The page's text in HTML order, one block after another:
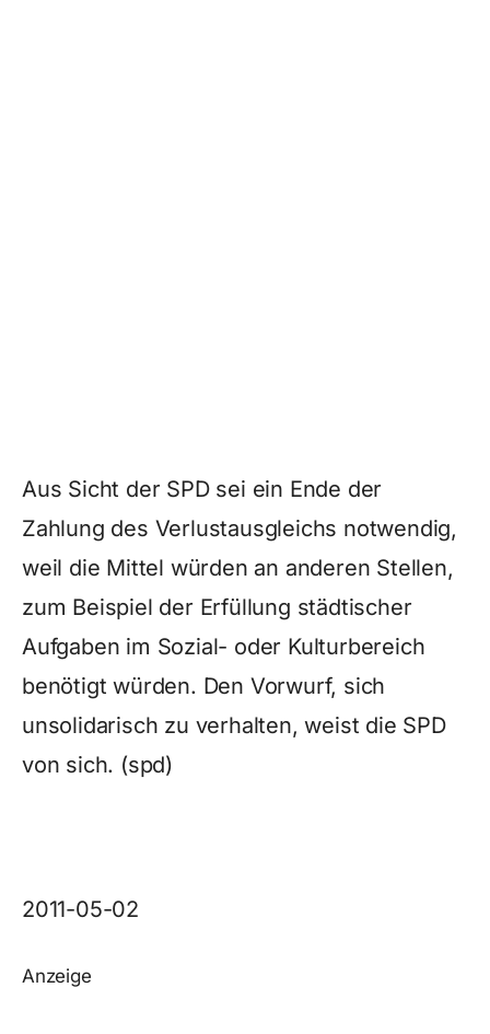
Aus Sicht der SPD sei ein Ende der
Zahlung des Verlustausgleichs notwendig,
weil die Mittel würden an anderen Stellen,
zum Beispiel der Erfüllung städtischer
Aufgaben im Sozial- oder Kulturbereich
benötigt würden. Den Vorwurf, sich
unsolidarisch zu verhalten, weist die SPD
von sich. (spd)
2011-05-02
Anzeige